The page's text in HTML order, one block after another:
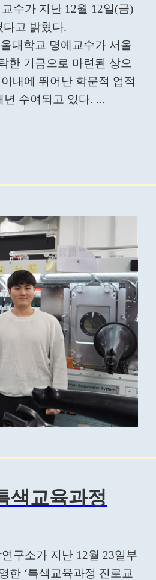
수가 지난 12월 12일(금)
고 밝혔다.
대학교 명예교수가 서울
한 기금으로 마련된 상으
내에 뛰어난 학문적 업적
수여되고 있다. ...
색교육과정
구소가 지난 12월 23일부
한 ‘특색교육과정 진로교